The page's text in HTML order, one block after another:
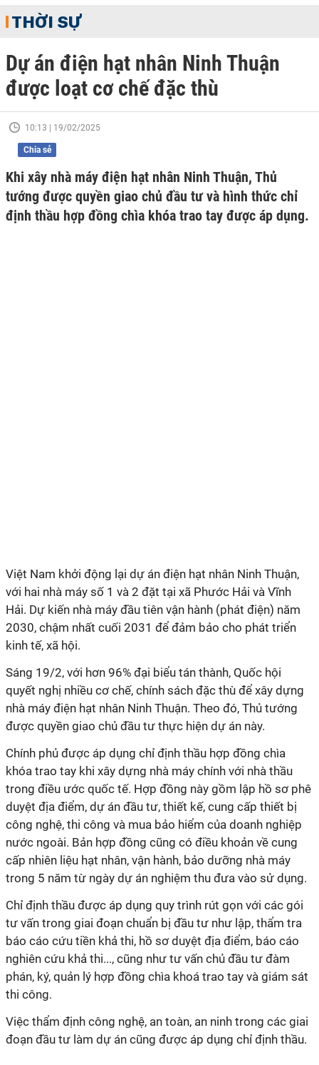
THỜI SỰ
Dự án điện hạt nhân Ninh Thuận
được loạt cơ chế đặc thù
10:13 | 19/02/2025
Chia sẻ
Khi xây nhà máy điện hạt nhân Ninh Thuận, Thủ
tướng được quyền giao chủ đầu tư và hình thức chỉ
định thầu hợp đồng chìa khóa trao tay được áp dụng.
Việt Nam khởi động lại dự án điện hạt nhân Ninh Thuận,
với hai nhà máy số 1 và 2 đặt tại xã Phước Hải và Vĩnh
Hải. Dự kiến nhà máy đầu tiên vận hành (phát điện) năm
2030, chậm nhất cuối 2031 để đảm bảo cho phát triển
kinh tế, xã hội.
Sáng 19/2, với hơn 96% đại biểu tán thành, Quốc hội
quyết nghị nhiều cơ chế, chính sách đặc thù để xây dựng
nhà máy điện hạt nhân Ninh Thuận. Theo đó, Thủ tướng
được quyền giao chủ đầu tư thực hiện dự án này.
Chính phủ được áp dụng chỉ định thầu hợp đồng chìa
khóa trao tay khi xây dựng nhà máy chính với nhà thầu
trong điều ước quốc tế. Hợp đồng này gồm lập hồ sơ phê
duyệt địa điểm, dự án đầu tư, thiết kế, cung cấp thiết bị
công nghệ, thi công và mua bảo hiểm của doanh nghiệp
nước ngoài. Bản hợp đồng cũng có điều khoản về cung
cấp nhiên liệu hạt nhân, vận hành, bảo dưỡng nhà máy
trong 5 năm từ ngày dự án nghiệm thu đưa vào sử dụng.
Chỉ định thầu được áp dụng quy trình rút gọn với các gói
tư vấn trong giai đoạn chuẩn bị đầu tư như lập, thẩm tra
báo cáo cứu tiền khả thi, hồ sơ duyệt địa điểm, báo cáo
nghiên cứu khả thi..., cũng như tư vấn chủ đầu tư đàm
phán, ký, quản lý hợp đồng chìa khoá trao tay và giám sát
thi công.
Việc thẩm định công nghệ, an toàn, an ninh trong các giai
đoạn đầu tư làm dự án cũng được áp dụng chỉ định thầu.